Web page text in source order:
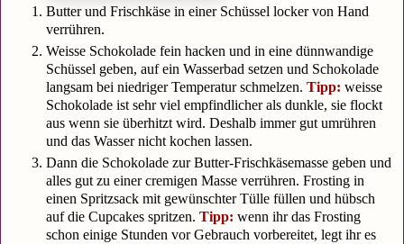
Butter und Frischkäse in einer Schüssel locker von Hand
verrühren.
Weisse Schokolade fein hacken und in eine dünnwandige
Schüssel geben, auf ein Wasserbad setzen und Schokolade
langsam bei niedriger Temperatur schmelzen. Tipp: weisse
Schokolade ist sehr viel empfindlicher als dunkle, sie flockt
aus wenn sie überhitzt wird. Deshalb immer gut umrühren
und das Wasser nicht kochen lassen.
Dann die Schokolade zur Butter-Frischkäsemasse geben und
alles gut zu einer cremigen Masse verrühren. Frosting in
einen Spritzsack mit gewünschter Tülle füllen und hübsch
auf die Cupcakes spritzen. Tipp: wenn ihr das Frosting
schon einige Stunden vor Gebrauch vorbereitet, legt ihr es